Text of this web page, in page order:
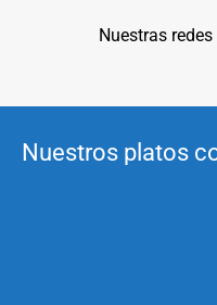
Nuestras
Nuestros platos